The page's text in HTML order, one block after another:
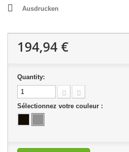
Ausdrucken
194,94 €
Quantity:
Sélectionnez votre couleur :